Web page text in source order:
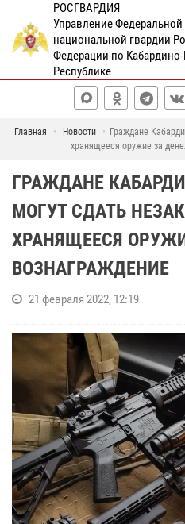
РОСГВАРДИЯ
Управление
национальной гвардии
Федерации по
Республике
Главная Новости
Граждане
хранящееся оружие за
ГРАЖДАНЕ
МОГУТ СДАТЬ
ХРАНЯЩЕЕСЯ
ВОЗНАГРАЖДЕНИЕ
21 февраля 2022, 12:19